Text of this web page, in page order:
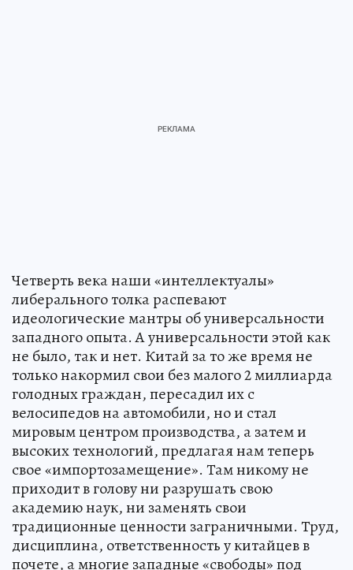
Четверть века наши «интеллектуалы»
либерального толка распевают
идеологические мантры об универсальности
западного опыта. А универсальности этой как
не было, так и нет. Китай за то же время не
только накормил свои без малого 2 миллиарда
голодных граждан, пересадил их с
велосипедов на автомобили, но и стал
мировым центром производства, а затем и
высоких технологий, предлагая нам теперь
свое «импортозамещение». Там никому не
приходит в голову ни разрушать свою
академию наук, ни заменять свои
традиционные ценности заграничными. Труд,
дисциплина, ответственность у китайцев в
почете, а многие западные «свободы» под